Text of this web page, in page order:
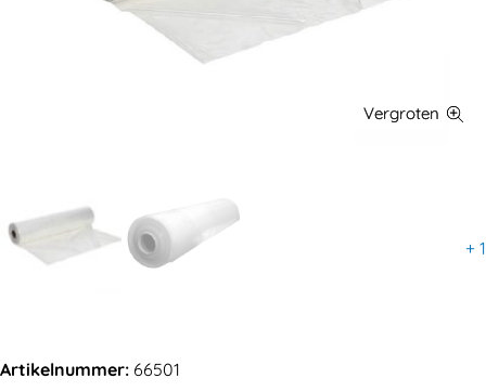
+ 1
Artikelnummer: 66501